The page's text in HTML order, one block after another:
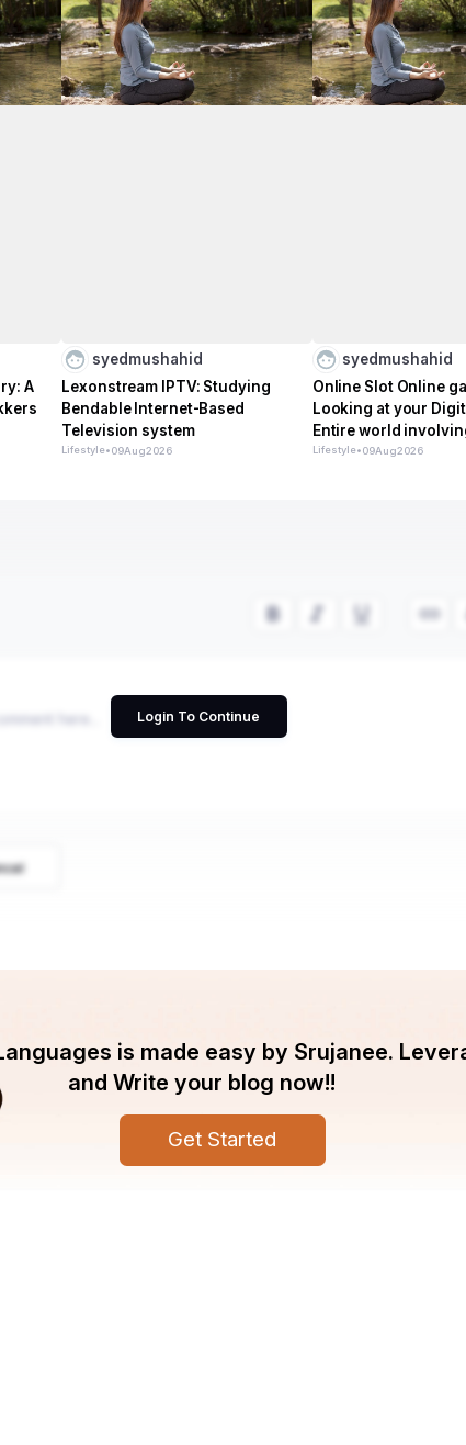
A
syedmushahid
Lexonstream IPTV: Studying
Bendable Internet-Based
Television system
Lifestyle•09Aug2026
syedmushahid
Online Slot Online
Looking at your
Entire world
day Internet
Lifestyle•09Aug2026
Login To Continue
is made easy by Srujanee.
and Write your blog now!!
Get Started